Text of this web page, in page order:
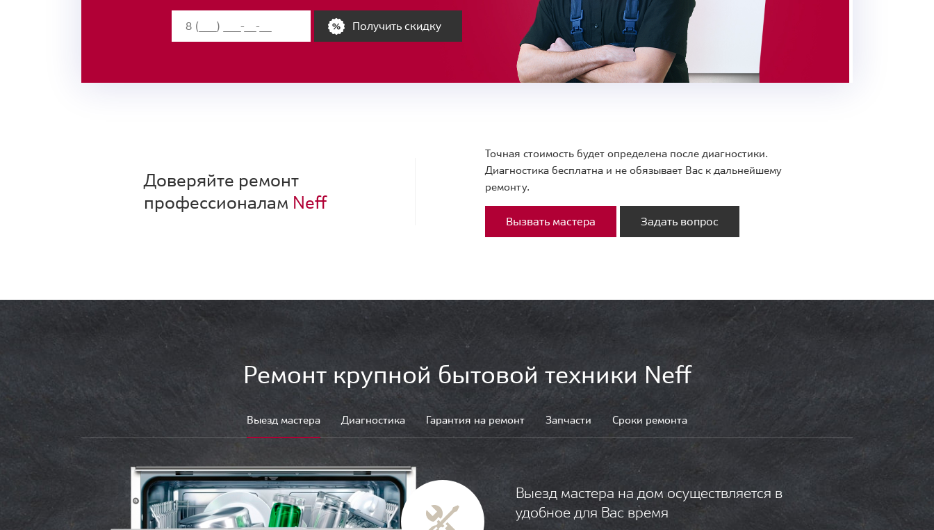
Получить скидку
Доверяйте ремонт
профессионалам Neff
Точная стоимость будет определена после диагностики.
Диагностика бесплатна и не обязывает Вас к дальнейшему
ремонту.
Вызвать мастера Задать вопрос
Ремонт крупной бытовой техники Neff
Выезд мастера Диагностика Гарантия на ремонт Запчасти Сроки ремонта
Выезд мастера на дом осуществляется в
удобное для Вас время